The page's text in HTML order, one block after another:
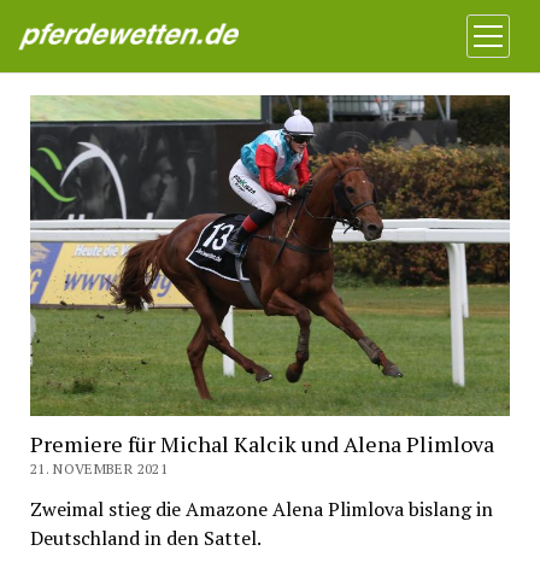
Pferdewetten News
Menü
öffnen
Premiere für Michal Kalcik und Alena Plimlova
21. NOVEMBER 2021
Zweimal stieg die Amazone Alena Plimlova bislang in
Deutschland in den Sattel.